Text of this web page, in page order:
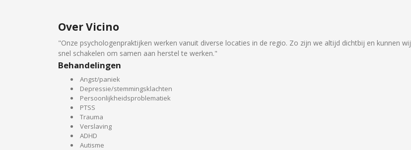
Over Vicino
"Onze psychologenpraktijken werken vanuit diverse locaties in de regio. Zo zijn we altijd dichtbij en kunnen wij
snel schakelen om samen aan herstel te werken."
Behandelingen
Angst/paniek
Depressie/stemmingsklachten
Persoonlijkheidsproblematiek
PTSS
Trauma
Verslaving
ADHD
Autisme